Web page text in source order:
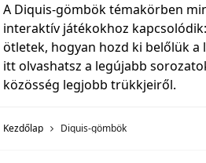
A Diquis-gömbök témakörben
interaktív játékokhoz
ötletek, hogyan hozd ki belőlük
itt olvashatsz a legújabb
közösség legjobb trükkjeiről.
Kezdőlap Diquis-gömbök